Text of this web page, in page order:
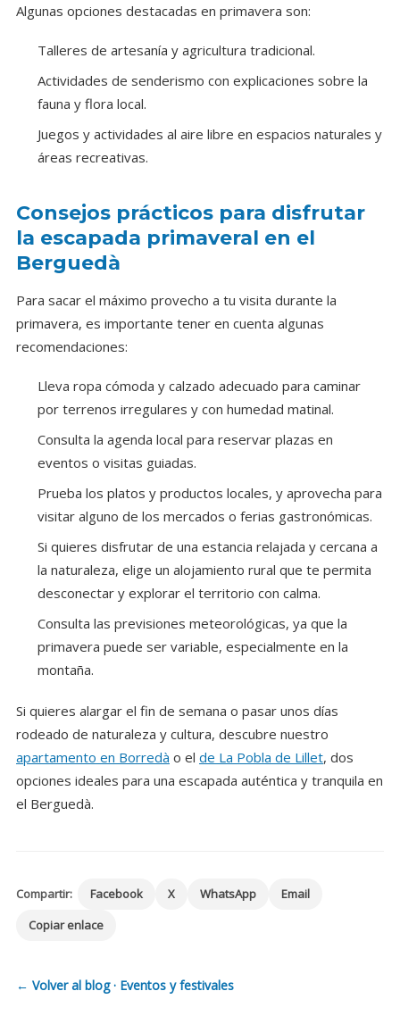
Algunas opciones destacadas en primavera son:
Talleres de artesanía y agricultura tradicional.
Actividades de senderismo con explicaciones sobre la
fauna y flora local.
Juegos y actividades al aire libre en espacios naturales y
áreas recreativas.
Consejos prácticos para disfrutar
la escapada primaveral en el
Berguedà
Para sacar el máximo provecho a tu visita durante la
primavera, es importante tener en cuenta algunas
recomendaciones:
Lleva ropa cómoda y calzado adecuado para caminar
por terrenos irregulares y con humedad matinal.
Consulta la agenda local para reservar plazas en
eventos o visitas guiadas.
Prueba los platos y productos locales, y aprovecha para
visitar alguno de los mercados o ferias gastronómicas.
Si quieres disfrutar de una estancia relajada y cercana a
la naturaleza, elige un alojamiento rural que te permita
desconectar y explorar el territorio con calma.
Consulta las previsiones meteorológicas, ya que la
primavera puede ser variable, especialmente en la
montaña.
Si quieres alargar el fin de semana o pasar unos días
rodeado de naturaleza y cultura, descubre nuestro
apartamento en Borredà o el de La Pobla de Lillet, dos
opciones ideales para una escapada auténtica y tranquila en
el Berguedà.
Compartir: Facebook X WhatsApp
Email
Copiar enlace
← Volver al blog · Eventos y festivales